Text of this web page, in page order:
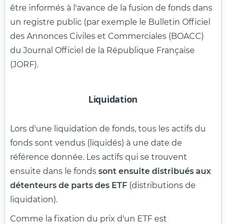
être informés à l'avance de la fusion de fonds dans
un registre public (par exemple le Bulletin Officiel
des Annonces Civiles et Commerciales (BOACC)
du Journal Officiel de la République Française
(JORF).
Liquidation
Lors d'une liquidation de fonds, tous les actifs du
fonds sont vendus (liquidés) à une date de
référence donnée. Les actifs qui se trouvent
ensuite dans le fonds sont ensuite distribués aux
détenteurs de parts des ETF (distributions de
liquidation).
Comme la fixation du prix d'un ETF est